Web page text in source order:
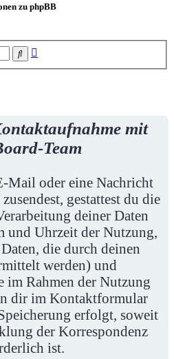
zu phpBB
Suche
mit
Team
Mail oder eine Nachricht
gestattest du die
deiner Daten
und Uhrzeit der Nutzung,
die durch deinen
werden) und
im Rahmen der Nutzung
dir im Kontaktformular
erfolgt, soweit
der Korrespondenz
ist.